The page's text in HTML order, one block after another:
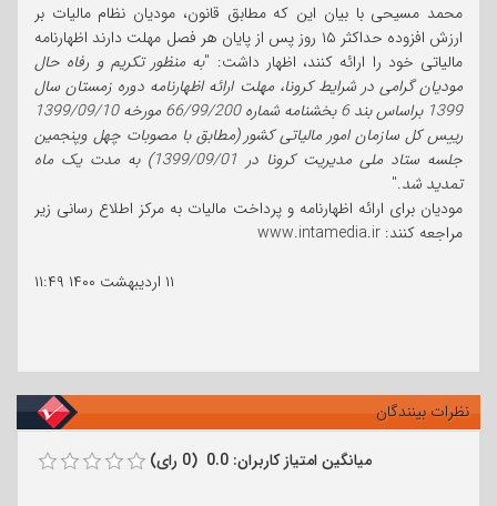
محمد مسیحی با بیان این که مطابق قانون، مودیان نظام مالیات بر
ارزش افزوده حداکثر ۱۵ روز پس از پایان هر فصل مهلت دارند اظهارنامه
مالیاتی خود را ارائه کنند، اظهار داشت: "به منظور تکریم و رفاه حال
مودیان گرامی در شرایط کرونا، مهلت ارائه اظهارنامه دوره زمستان سال
1399 براساس بند 6 بخشنامه شماره 66/99/200 مورخه 1399/09/10
رییس کل سازمان امور مالیاتی کشور (مطابق با مصوبات چهل وپنجمین
جلسه ستاد ملی مدیریت کرونا در 1399/09/01) به مدت یک ماه
تمدید شد."
مودیان برای ارائه اظهارنامه و پرداخت مالیات به مرکز اطلاع رسانی زیر
مراجعه کنند: www.intamedia.ir
۱۱ اردیبهشت ۱۴۰۰
۱۱:۴۹
نظرات بینندگان
میانگین امتیاز کاربران: 0.0 (0 رای)